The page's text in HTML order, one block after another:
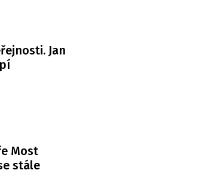
Jan
Most
stále